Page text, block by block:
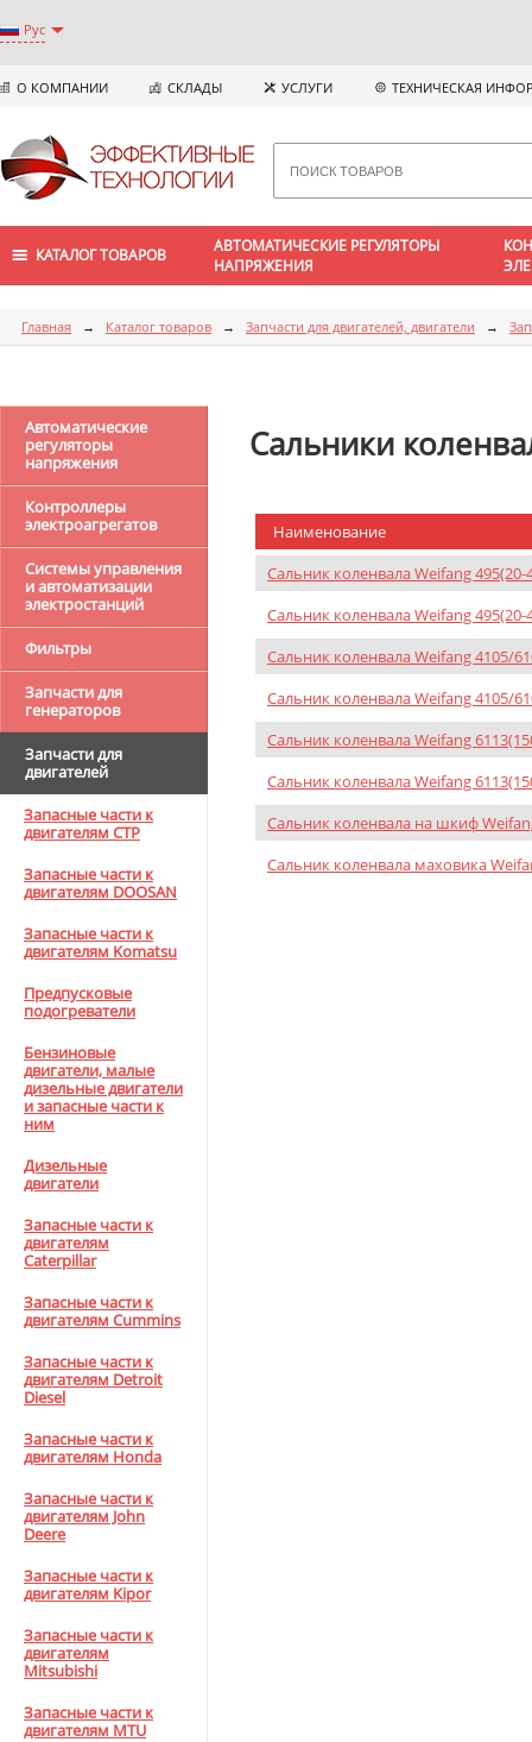
Рус
О КОМПАНИИ СКЛАДЫ УСЛУГИ ТЕХНИЧЕСКАЯ
КАТАЛОГ ТОВАРОВ
АВТОМАТИЧЕСКИЕ РЕГУЛЯТОРЫ
НАПРЯЖЕНИЯ
Главная → Каталог товаров → Запчасти для двигателей, двигатели →
Автоматические
регуляторы
напряжения
Контроллеры
электроагрегатов
Системы управления
и автоматизации
электростанций
Фильтры
Запчасти для
генераторов
Запчасти для
двигателей
Запасные части к
двигателям CTP
Запасные части к
двигателям DOOSAN
Запасные части к
двигателям Komatsu
Предпусковые
подогреватели
Бензиновые
двигатели, малые
дизельные двигатели
и запасные части к
ним
Дизельные
двигатели
Запасные части к
двигателям
Caterpillar
Запасные части к
двигателям Cummins
Запасные части к
двигателям Detroit
Diesel
Запасные части к
двигателям Honda
Запасные части к
двигателям John
Deere
Запасные части к
двигателям Kipor
Запасные части к
двигателям
Mitsubishi
Запасные части к
двигателям MTU
Сальники
Наименование
Сальник коленвала Weifang
Сальник коленвала Weifang
Сальник коленвала Weifang 4105/
Сальник коленвала Weifang 4105/
Сальник коленвала Weifang
Сальник коленвала Weifang
Сальник коленвала на шкиф
Сальник коленвала маховика